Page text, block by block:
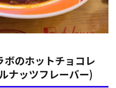
のホットチョコレ
ナッツフレーバー)